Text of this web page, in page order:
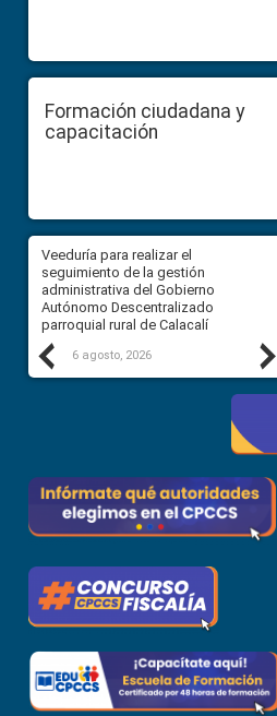
Formación ciudadana y
capacitación
Previous
Veeduría para realizar el
seguimiento de la gestión
administrativa del Gobierno
Autónomo Descentralizado
parroquial rural de Calacalí
6 agosto, 2026